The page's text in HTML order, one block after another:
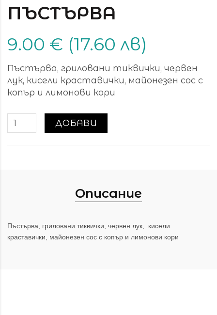
ПЪСТЪРВА
9.00 € (17.60 лв)
Пъстърва, гриловани тиквички, червен
лук, кисели краставички, майонезен сос с
копър и лимонови кори
ДОБАВИ
Описание
Пъстърва, гриловани тиквички, червен лук,
кисели
краставички, майонезен сос с копър и лимонови кори